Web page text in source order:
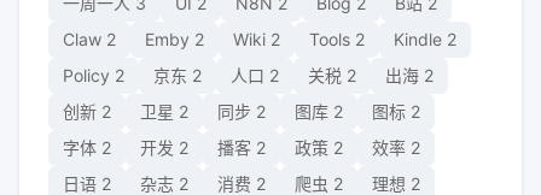
Claw 2 Emby 2 Wiki 2 Tools 2 Kindle 2
Policy 2 京东 2 人口 2 关税 2 出海 2
创新 2 卫星 2 同步 2 图库 2 图标 2
字体 2 开发 2 播客 2 政策 2 效率 2
日语 2 杂志 2 消费 2 爬虫 2 理想 2